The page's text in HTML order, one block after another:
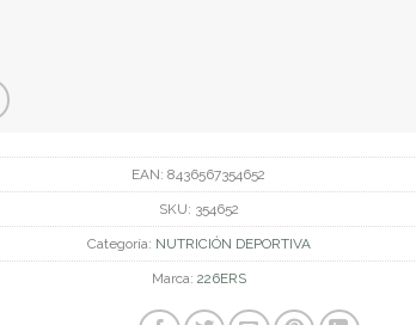
EAN:8436567354652
SKU: 354652
Categoría: NUTRICIÓN DEPORTIVA
Marca: 226ERS